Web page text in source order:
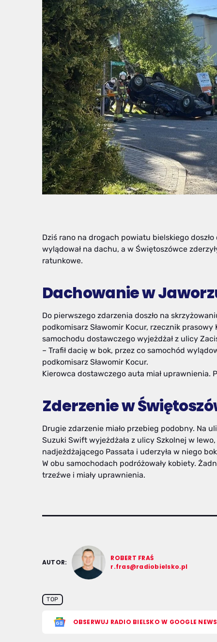
Dziś rano na drogach powiatu bielskiego
wylądował na dachu, a w Świętoszówce
ratunkowe.
Dachowanie w
Do pierwszego zdarzenia doszło na
podkomisarz Sławomir Kocur, rzecznik
samochodu dostawczego wyjeżdżał z ulicy
– Trafił dacię w bok, przez co samochód
podkomisarz Sławomir Kocur.
Kierowca dostawczego auta miał uprawnienia.
Zderzenie w
Drugie zdarzenie miało przebieg podobny. Na
Suzuki Swift wyjeżdżała z ulicy Szkolnej w
nadjeżdżającego Passata i uderzyła w niego
W obu samochodach podróżowały kobiety.
trzeźwe i miały uprawnienia.
AUTOR:
ROBERT FRAŚ
r.fras@radiobielsko.pl
TOP
OBSERWUJ RADIO BIELSKO W GOOGLE NEWS